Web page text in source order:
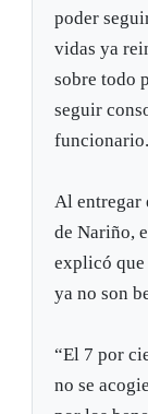
poder
vidas ya
sobre todo
seguir
funcionario.
Al entregar
de Nariño,
explicó que
ya no son
“El 7 por
no se